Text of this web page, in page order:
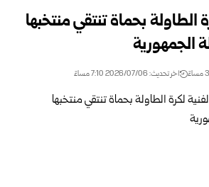
الطاولة بحماة تنتقي منتخبها
الجمهورية
اخر تحديث: 2026/07/06 7:10 مساءً